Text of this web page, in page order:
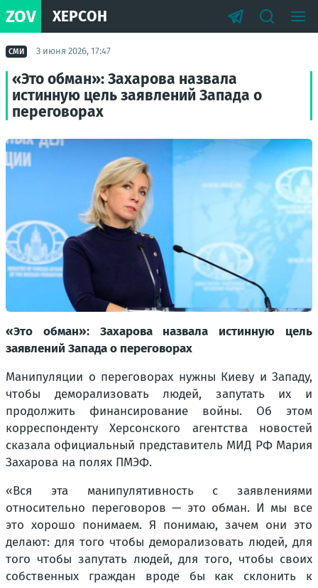
ZOV ХЕРСОН
СМИ 3 июня 2026, 17:47
«Это обман»: Захарова назвала
истинную цель заявлений Запада о
переговорах
«Это обман»: Захарова назвала истинную цель
заявлений Запада о переговорах
Манипуляции о переговорах нужны Киеву и Западу,
чтобы деморализовать людей, запутать их и
продолжить финансирование войны. Об этом
корреспонденту Херсонского агентства новостей
сказала официальный представитель МИД РФ Мария
Захарова на полях ПМЭФ.
«Вся эта манипулятивность с заявлениями
относительно переговоров — это обман. И мы все
это хорошо понимаем. Я понимаю, зачем они это
делают: для того чтобы деморализовать людей, для
того чтобы запутать людей, для того, чтобы своих
собственных граждан вроде бы как склонить к